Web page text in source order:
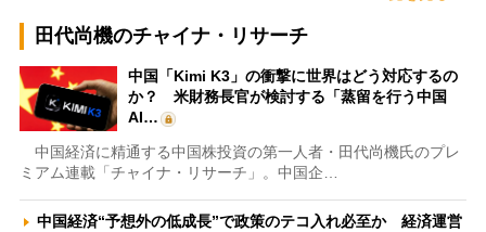
田代尚機のチャイナ・リサーチ
中国「Kimi K3」の衝撃に世界はどう対応するの
か？ 米財務長官が検討する「蒸留を行う中国
AI…
中国経済に精通する中国株投資の第一人者・田代尚機氏のプレ
ミアム連載「チャイナ・リサーチ」。中国企…
中国経済“予想外の低成長”で政策のテコ入れ必至か 経済運営